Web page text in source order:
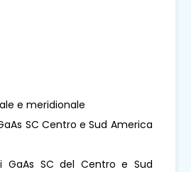
e meridionale
SC Centro e Sud America
GaAs SC del Centro e Sud